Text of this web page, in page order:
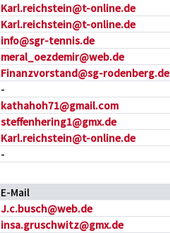
Karl.reichstein@t-online.de
Karl.reichstein@t-online.de
info@sgr-tennis.de
meral_oezdemir@web.de
Finanzvorstand@sg-rodenberg.de
-
kathahoh71@gmail.com
steffenhering1@gmx.de
Karl.reichstein@t-online.de
-
E-Mail
J.c.busch@web.de
insa.gruschwitz@gmx.de